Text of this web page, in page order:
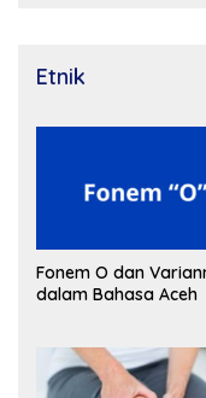
Etnik
Fonem O dan
dalam Bahasa Aceh